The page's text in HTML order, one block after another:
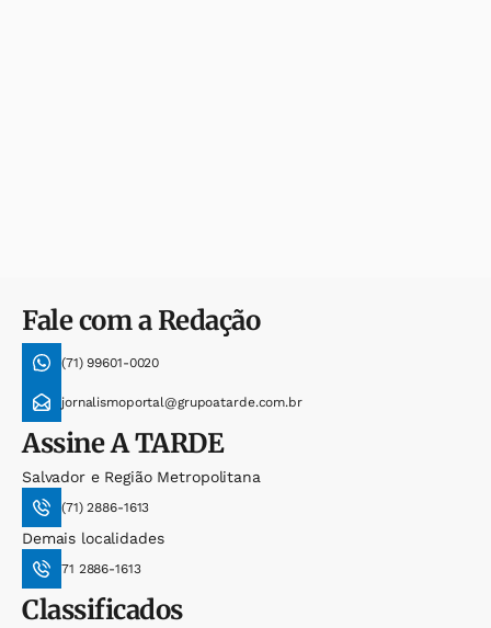
Fale com a Redação
(71) 99601-0020
jornalismoportal@grupoatarde.com.br
AssineA TARDE
Salvador e Região Metropolitana
(71) 2886-1613
Demais localidades
71 2886-1613
Classificados